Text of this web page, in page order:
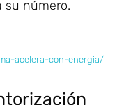
su número.
acelera-con-energia/